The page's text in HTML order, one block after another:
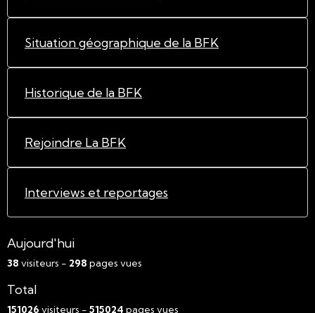
Situation géographique de la BFK
Historique de la BFK
Rejoindre La BFK
Interviews et reportages
Aujourd'hui
38 visiteurs - 298 pages vues
Total
151026 visiteurs - 515024 pages vues